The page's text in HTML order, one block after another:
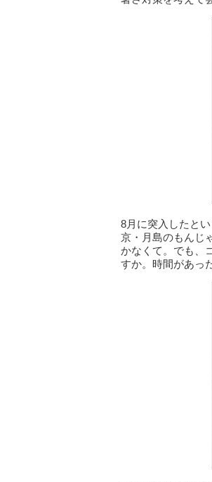
8月に突入したと
京・月島のもんじ
かなくて。でも、
すか。時間があっ